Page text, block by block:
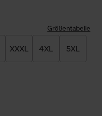
Größentabelle
XXXL 4XL 5XL